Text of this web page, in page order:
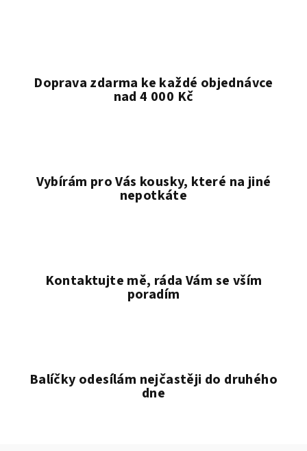
Doprava zdarma ke každé objednávce
nad 4 000 Kč
Vybírám pro Vás kousky, které na jiné
nepotkáte
Kontaktujte mě, ráda Vám se vším
poradím
Balíčky odesílám nejčastěji do druhého
dne